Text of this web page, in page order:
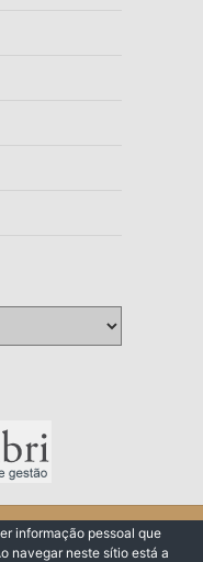
informação pessoal que
navegar neste sítio está a